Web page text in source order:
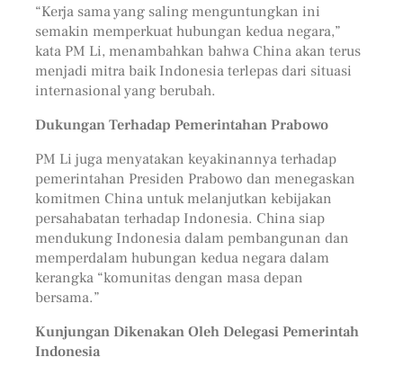
“Kerja sama yang saling menguntungkan ini
semakin memperkuat hubungan kedua negara,”
kata PM Li, menambahkan bahwa China akan terus
menjadi mitra baik Indonesia terlepas dari situasi
internasional yang berubah.
Dukungan Terhadap Pemerintahan Prabowo
PM Li juga menyatakan keyakinannya terhadap
pemerintahan Presiden Prabowo dan menegaskan
komitmen China untuk melanjutkan kebijakan
persahabatan terhadap Indonesia. China siap
mendukung Indonesia dalam pembangunan dan
memperdalam hubungan kedua negara dalam
kerangka “komunitas dengan masa depan
bersama.”
Kunjungan Dikenakan Oleh Delegasi Pemerintah
Indonesia